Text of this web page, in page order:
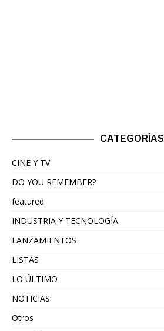
CATEGORÍAS
CINE Y TV
DO YOU REMEMBER?
featured
INDUSTRIA Y TECNOLOGÍA
LANZAMIENTOS
LISTAS
LO ÚLTIMO
NOTICIAS
Otros